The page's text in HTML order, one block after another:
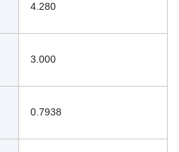
4.280
3.000
0.7938